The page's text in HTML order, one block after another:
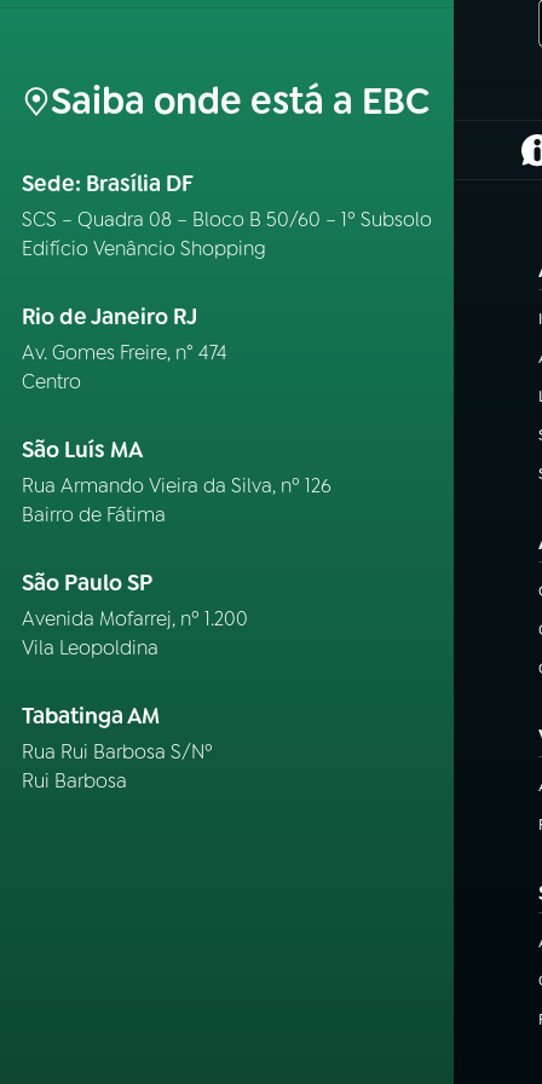
Saiba onde está a EBC
Sede: Brasília DF
SCS – Quadra 08 – Bloco B 50/60 – 1º Subsolo
Edifício Venâncio Shopping
Rio de Janeiro RJ
Av. Gomes Freire, n° 474
Centro
São Luís MA
Rua Armando Vieira da Silva, nº 126
Bairro de Fátima
São Paulo SP
Avenida Mofarrej, nº 1.200
Vila Leopoldina
Tabatinga AM
Rua Rui Barbosa S/Nº
Rui Barbosa